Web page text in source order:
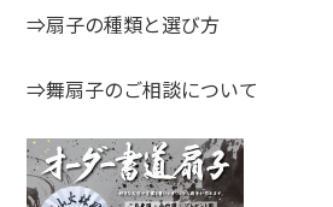
⇒扇子の種類と選び方
⇒舞扇子のご相談について